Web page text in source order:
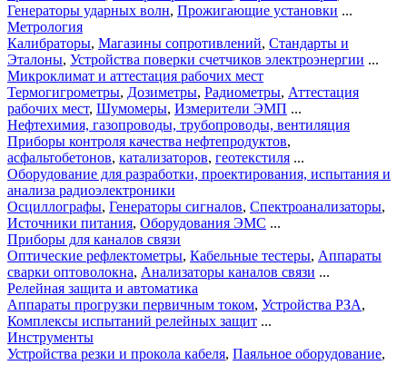
Генераторы ударных волн, Прожигающие установки ...
Метрология
Калибраторы, Магазины сопротивлений, Стандарты и
Эталоны, Устройства поверки счетчиков электроэнергии ...
Микроклимат и аттестация рабочих мест
Термогигрометры, Дозиметры, Радиометры, Аттестация
рабочих мест, Шумомеры, Измерители ЭМП ...
Нефтехимия, газопроводы, трубопроводы, вентиляция
Приборы контроля качества нефтепродуктов,
асфальтобетонов, катализаторов, геотекстиля ...
Оборудование для разработки, проектирования, испытания и
анализа радиоэлектроники
Осциллографы, Генераторы сигналов, Спектроанализаторы,
Источники питания, Оборудования ЭМС ...
Приборы для каналов связи
Оптические рефлектометры, Кабельные тестеры, Аппараты
сварки оптоволокна, Анализаторы каналов связи ...
Релейная защита и автоматика
Аппараты прогрузки первичным током, Устройства РЗА,
Комплексы испытаний релейных защит ...
Инструменты
Устройства резки и прокола кабеля, Паяльное оборудование,